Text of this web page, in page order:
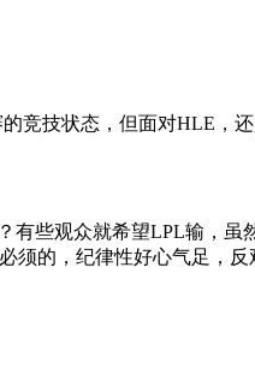
竞技状态，但面对HLE，
些观众就希望LPL输，
的，纪律性好心气足，反